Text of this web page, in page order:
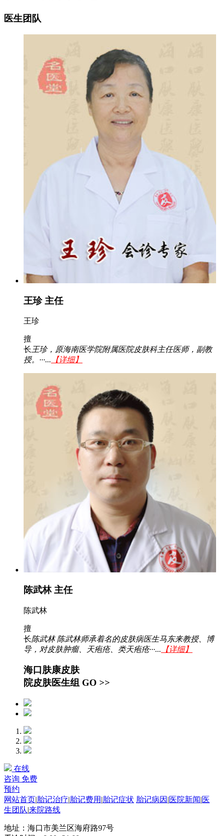
医生团队
王珍 主任
王珍
擅
长王珍，原海南医学院附属医院皮肤科主任医师，副教
授。···... 【详细】
陈武林 主任
陈武林
擅
长陈武林 陈武林师承着名的皮肤病医生马东来教授、博
导，对皮肤肿瘤、天疱疮、类天疱疮···... 【详细】
海口肤康皮肤
院皮肤医生组 GO >>
在线
咨询 免费
预约
网站首页|胎记治疗|胎记费用 |胎记症状 胎记病因 |医院新闻|医
生团队|来院路线
地址：海口市美兰区海府路97号